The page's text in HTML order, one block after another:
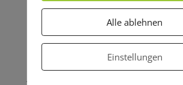
Neueste Kommentare
Alle ablehnen
Einstellungen